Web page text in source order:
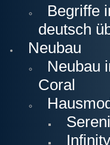
Begriffe
deutsch
Neubau
Neubau
Coral
Bemusterung, oder
aus erfahrenen
Farbauswahl. In
maximal 2 Tagen alle
und die Ausstattung
definiert. Dazu
Pflastersteinfarbe,
vieles mehr, was
Bauunternehmer oder